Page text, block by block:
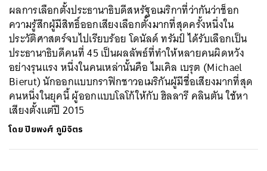
ผลการเลือกตั้งประธานาธิบดีสหรัฐอเมริกาที่ว่ากันว่าช็อก
ความรู้สึกผู้มีสิทธิ์ออกเสียงเลือกตั้งมากที่สุดครั้งหนึ่งใน
ประวัติศาสตร์จบไปเรียบร้อย โดนัลด์ ทรัมป์ ได้รับเลือกเป็น
ประธานาธิบดีคนที่ 45 เป็นผลลัพธ์ที่ทำให้หลายคนผิดหวัง
อย่างรุนแรง หนึ่งในคนเหล่านั้นคือ ไมเคิล เบรุต (Michael
Bierut) นักออกแบบกราฟิกชาวอเมริกันผู้มีชื่อเสียงมากที่สุด
คนหนึ่งในยุคนี้ ผู้ออกแบบโลโก้ให้กับ ฮิลลารี คลินตัน ใช้หา
เสียงตั้งแต่ปี 2015
โดยปิยพงศ์ ภูมิจิตร